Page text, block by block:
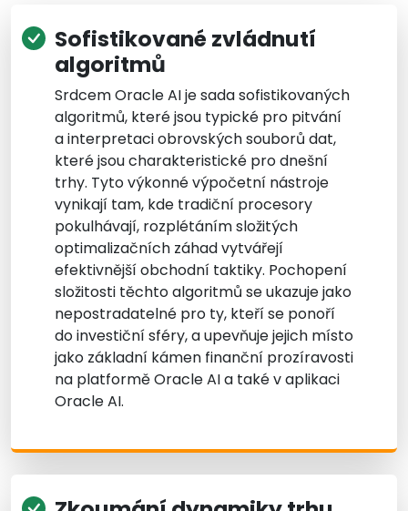
Sofistikované zvládnutí
algoritmů
Srdcem Oracle AI je sada sofistikovaných
algoritmů, které jsou typické pro pitvání
a interpretaci obrovských souborů dat,
které jsou charakteristické pro dnešní
trhy. Tyto výkonné výpočetní nástroje
vynikají tam, kde tradiční procesory
pokulhávají, rozplétáním složitých
optimalizačních záhad vytvářejí
efektivnější obchodní taktiky. Pochopení
složitosti těchto algoritmů se ukazuje jako
nepostradatelné pro ty, kteří se ponoří
do investiční sféry, a upevňuje jejich místo
jako základní kámen finanční prozíravosti
na platformě Oracle AI a také v aplikaci
Oracle AI.